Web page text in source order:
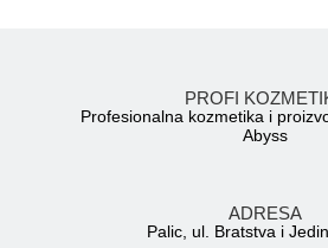
PROFI
Profesionalna kozmetika i
Abyss
ADRESA
Palic, ul. Bratstva i